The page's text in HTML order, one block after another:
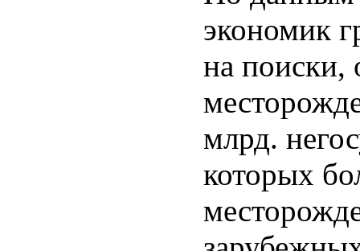
экономик
на поиски,
млрд.
которых